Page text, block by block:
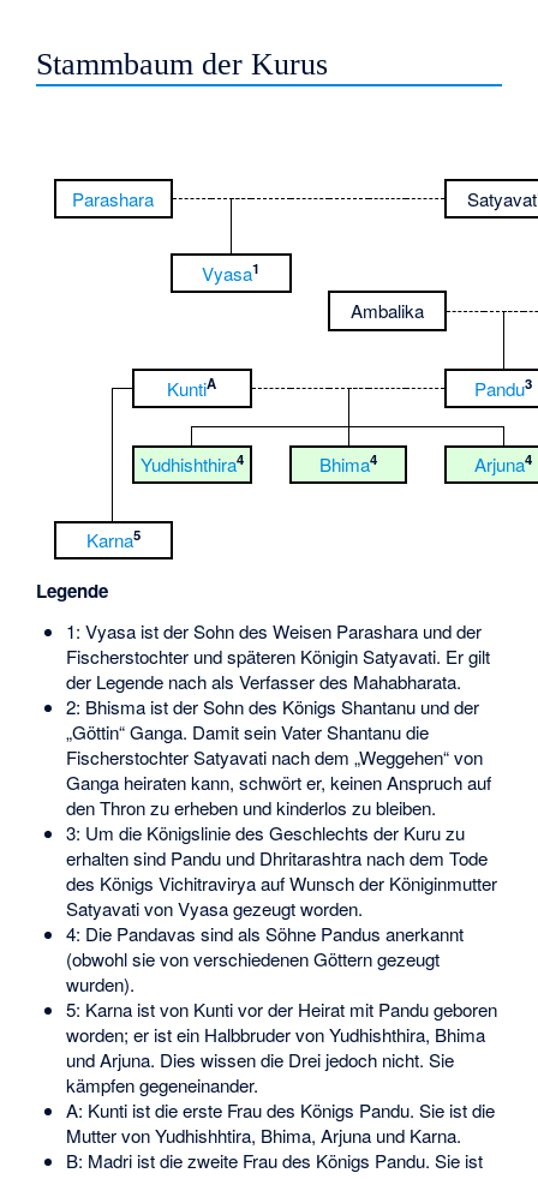
Stammbaum der Kurus
Parashara
Vyasa1
Ambalika
KuntiA Pandu3
Yudhishthira4 Bhima4 Arjuna4
Karna5
Legende
1: Vyasa ist der Sohn des Weisen Parashara und der
Fischerstochter und späteren Königin Satyavati. Er gilt
der Legende nach als Verfasser des Mahabharata.
2: Bhisma ist der Sohn des Königs Shantanu und der
„Göttin“ Ganga. Damit sein Vater Shantanu die
Fischerstochter Satyavati nach dem „Weggehen“ von
Ganga heiraten kann, schwört er, keinen Anspruch auf
den Thron zu erheben und kinderlos zu bleiben.
3: Um die Königslinie des Geschlechts der Kuru zu
erhalten sind Pandu und Dhritarashtra nach dem Tode
des Königs Vichitravirya auf Wunsch der Königinmutter
Satyavati von Vyasa gezeugt worden.
4: Die Pandavas sind als Söhne Pandus anerkannt
(obwohl sie von verschiedenen Göttern gezeugt
wurden).
5: Karna ist von Kunti vor der Heirat mit Pandu geboren
worden; er ist ein Halbbruder von Yudhishthira, Bhima
und Arjuna. Dies wissen die Drei jedoch nicht. Sie
kämpfen gegeneinander.
A: Kunti ist die erste Frau des Königs Pandu. Sie ist die
Mutter von Yudhishhtira, Bhima, Arjuna und Karna.
B: Madri ist die zweite Frau des Königs Pandu. Sie ist